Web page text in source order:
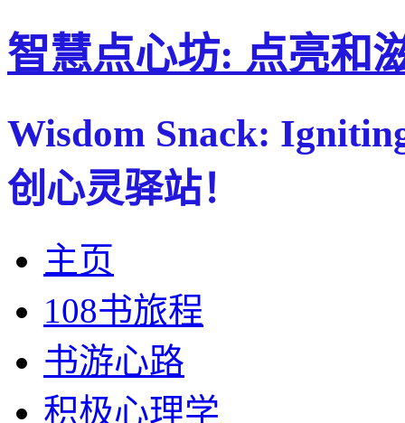
智慧点心坊: 点亮和
Wisdom Snack:
创心灵驿站！
主页
108书旅程
书游心路
积极心理学